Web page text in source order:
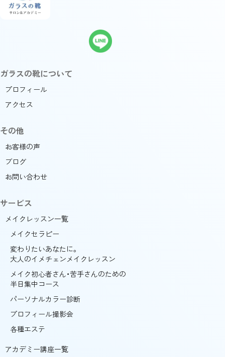
ガラスの靴について
プロフィール
アクセス
その他
お客様の声
ブログ
お問い合わせ
サービス
メイクレッスン一覧
メイクセラピー
変わりたいあなたに。
大人のイメチェンメイクレッスン
メイク初心者さん・苦手さんのための
半日集中コース
パーソナルカラー診断
プロフィール撮影会
各種エステ
アカデミー講座一覧